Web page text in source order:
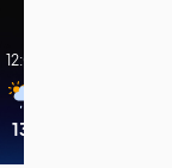
12:00
13°